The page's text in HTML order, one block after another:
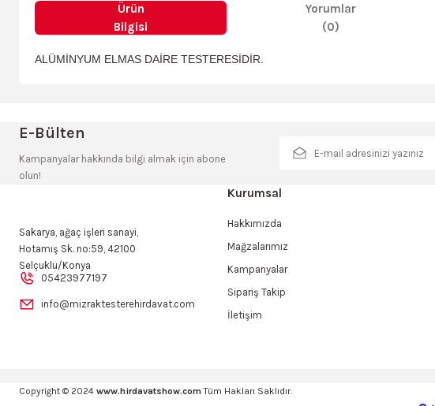
Ürün
Bilgisi
Yorumlar
(0)
ALÜMİNYUM ELMAS DAİRE TESTERESİDİR.
Ürün resmi kalitesiz, bozuk veya görüntülenemiyor.
Ürün fiyatı diğer sitelerden daha pahalı.
Bu ürüne benzer farklı alternatifler olmalı.
E-Bülten
Kampanyalar hakkında bilgi almak için abone
olun!
Sakarya, ağaç işleri sanayi,
Hotamış Sk. no:59, 42100
Selçuklu/Konya
05423977197
info@mizraktesterehirdavat.com
Kurumsal
Hakkımızda
Mağzalarımız
Kampanyalar
Sipariş Takip
İletişim
Copyright © 2024 www.hirdavatshow.com Tüm Hakları Saklıdır.